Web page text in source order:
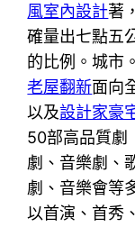
風室內設計著
確量出七點五
的比例。城市
老屋翻新面向
以及設計家豪
50部高品質劇
劇、音樂劇、
劇、音樂會等
以首演、首秀